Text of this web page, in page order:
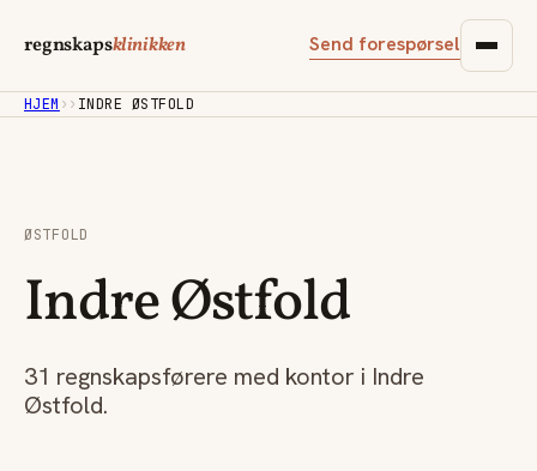
regnskapsklinikken Send forespørsel
HJEM › › INDRE ØSTFOLD
ØSTFOLD
Indre Østfold
31 regnskapsførere med kontor i Indre
Østfold.